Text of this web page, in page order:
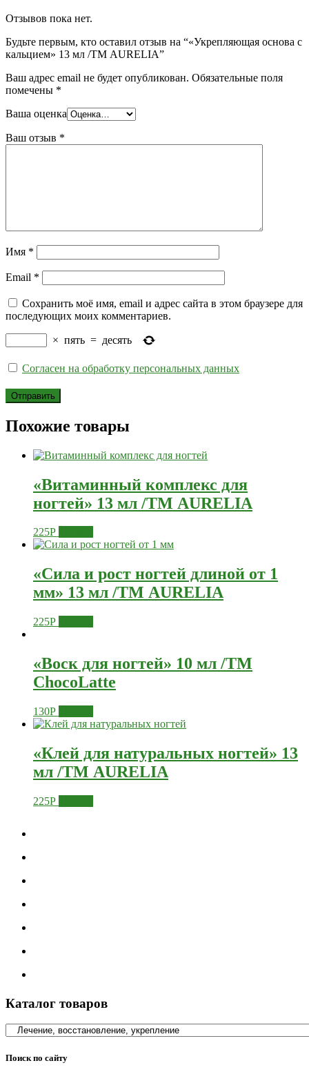
Отзывов пока нет.
Будьте первым, кто оставил отзыв на “«Укрепляющая основа с
кальцием» 13 мл /ТМ AURELIA”
Ваш адрес email не будет опубликован. Обязательные поля
помечены *
Ваша оценка
Ваш отзыв *
Имя *
Email *
Сохранить моё имя, email и адрес сайта в этом браузере для
последующих моих комментариев.
× пять = десять
Согласен на обработку персональных данных
Похожие товары
«Витаминный комплекс для
ногтей» 13 мл /ТМ AURELIA
225Р
«Сила и рост ногтей длиной от 1
мм» 13 мл /ТМ AURELIA
225Р
«Воск для ногтей» 10 мл /TM
ChocoLatte
130Р
«Клей для натуральных ногтей» 13
мл /ТМ AURELIA
225Р
Каталог товаров
Поиск по сайту